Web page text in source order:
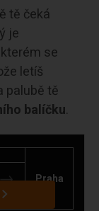
tě čeká
je
se
letíš
palubě tě
balíčku.
Praha